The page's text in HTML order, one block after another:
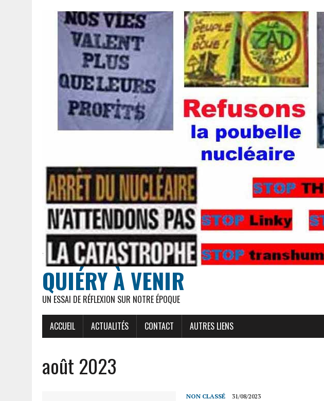
QUIÉRY À VENIR
UN ESSAI DE RÉFLEXION SUR NOTRE ÉPOQUE
ACCUEIL ACTUALITÉS CONTACT AUTRES LIENS
août 2023
NON CLASSÉ 31/08/2023